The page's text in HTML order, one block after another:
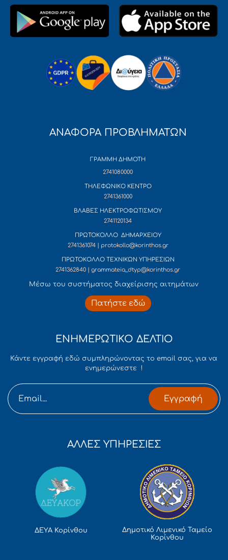
ΑΝΑΦΟΡΑ ΠΡΟΒΛΗΜΑΤΩΝ
ΓΡΑΜΜΗ ΔΗΜΟΤΗ
2741080000
ΤΗΛΕΦΩΝΙΚΟ ΚΕΝΤΡΟ
2741361000
ΒΛΑΒΕΣ ΗΛΕΚΤΡΟΦΩΤΙΣΜΟΥ
2741120134
ΠΡΩΤΟΚΟΛΛΟ ΔΗΜΑΡΧΕΙΟΥ
2741361074 | protokollo@korinthos.gr
ΠΡΩΤΟΚΟΛΛΟ ΤΕΧΝΙΚΩΝ ΥΠΗΡΕΣΙΩΝ
2741362840 | grammateia_dtyp@korinthos.gr
Mέσω του συστήματος διαχείρισης αιτημάτων
Πατήστε εδώ
ΕΝΗΜΕΡΩΤΙΚΟ ΔΕΛΤΙΟ
Κάντε εγγραφή εδώ συμπληρώνοντας το email σας, για να
ενημερώνεστε !
Εγγραφή
ΑΛΛΕΣ ΥΠΗΡΕΣΙΕΣ
ΔΕΥΑ Κορίνθου
Δημοτικό Λιμενικό Ταμείο
Κορίνθου